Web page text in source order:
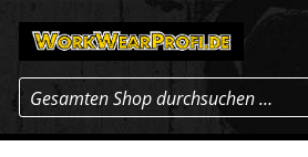
Gesamten Shop durchsuchen …